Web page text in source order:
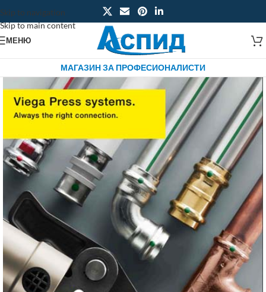
Skip to navigation
Skip to main content
МЕНЮ
МАГАЗИН ЗА ПРОФЕСИОНАЛИСТИ